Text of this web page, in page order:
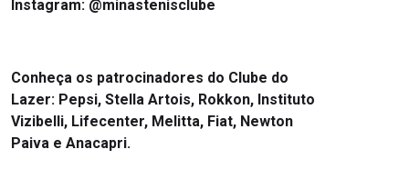
Instagram: @minastenisclube
Conheça os patrocinadores do Clube do
Lazer: Pepsi, Stella Artois, Rokkon, Instituto
Vizibelli, Lifecenter, Melitta, Fiat, Newton
Paiva e Anacapri.